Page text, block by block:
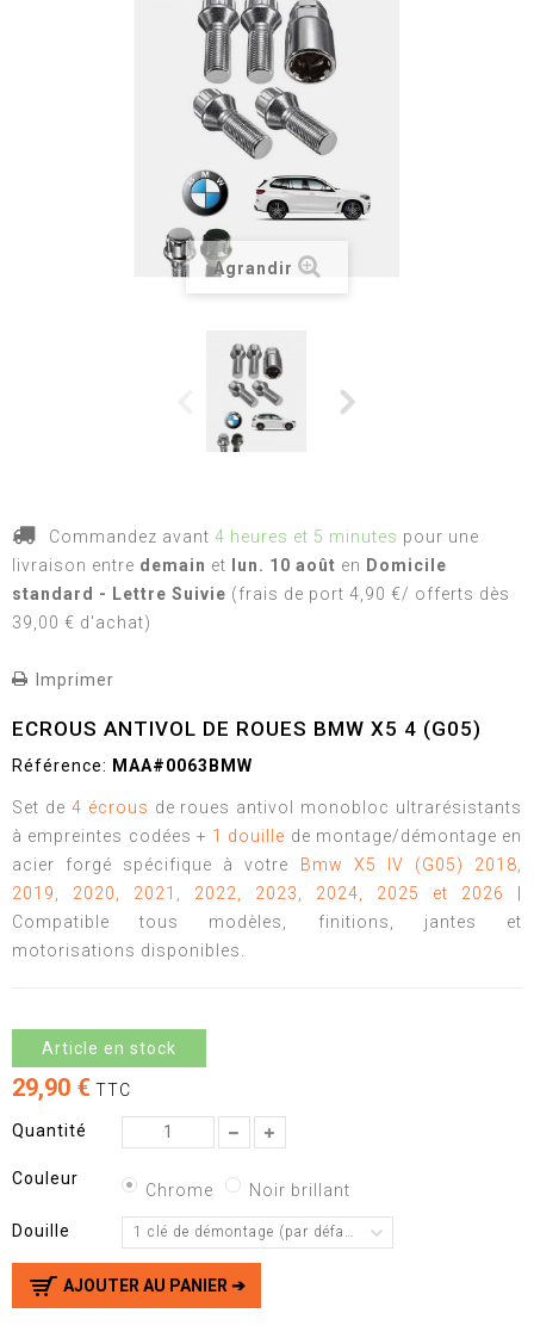
Agrandir
Commandez avant 4 heures et 5 minutes pour une
livraison entre demain et lun. 10 août en Domicile
standard - Lettre Suivie (frais de port 4,90 €/ offerts dès
39,00 € d'achat)
Imprimer
ECROUS ANTIVOL DE ROUES BMW X5 4 (G05)
Référence: MAA#0063BMW
Set de 4 écrous de roues antivol monobloc ultrarésistants
à empreintes codées + 1 douille de montage/démontage en
acier forgé spécifique à votre Bmw X5 IV (G05) 2018,
2019, 2020, 2021, 2022, 2023, 2024, 2025 et 2026
Compatible tous modèles, finitions, jantes et
motorisations disponibles.
Article en stock
29,90 € TTC
Quantité
Couleur
Chrome Noir brillant
Douille 1 clé de démontage (par défaut)
AJOUTER AU PANIER ➔